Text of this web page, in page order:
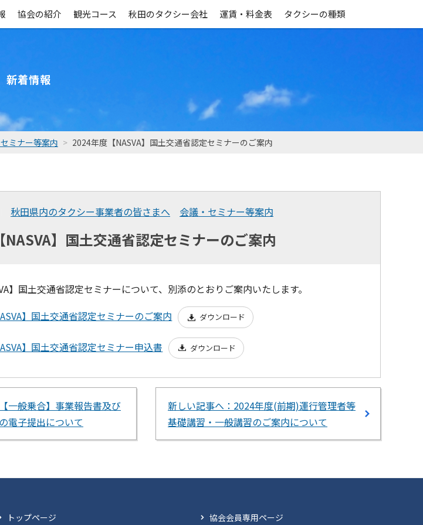
協会の紹介 観光コース 秋田のタクシー会社 運賃・料金表 タクシーの種類
新着情報
ミナー等案内 2024年度【NASVA】国土交通省認定セミナーのご案内
秋田県内のタクシー事業者の皆さまへ 会議・セミナー等案内
】国土交通省認定セミナーのご案内
】国土交通省認定セミナーについて、別添のとおりご案内いたします。
】国土交通省認定セミナーのご案内
ダウンロード
】国土交通省認定セミナー申込書 ダウンロード
一般乗合】事業報告書及び
電子提出について
新しい記事へ：2024年度(前期)運行管理者等
基礎講習・一般講習のご案内について
トップページ 協会会員専用ページ